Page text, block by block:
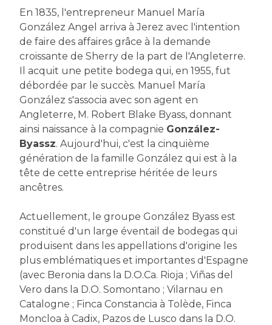
En 1835, l'entrepreneur Manuel María
González Angel arriva à Jerez avec l'intention
de faire des affaires grâce à la demande
croissante de Sherry de la part de l'Angleterre.
Il acquit une petite bodega qui, en 1955, fut
débordée par le succès. Manuel María
González s'associa avec son agent en
Angleterre, M. Robert Blake Byass, donnant
ainsi naissance à la compagnie González-
Byassz. Aujourd'hui, c'est la cinquième
génération de la famille González qui est à la
tête de cette entreprise héritée de leurs
ancêtres.
Actuellement, le groupe González Byass est
constitué d'un large éventail de bodegas qui
produisent dans les appellations d'origine les
plus emblématiques et importantes d'Espagne
(avec Beronia dans la D.O.Ca. Rioja ; Viñas del
Vero dans la D.O. Somontano ; Vilarnau en
Catalogne ; Finca Constancia à Tolède, Finca
Moncloa à Cadix, Pazos de Lusco dans la D.O.